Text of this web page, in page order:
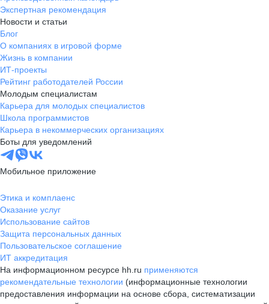
Экспертная рекомендация
Новости и статьи
Блог
О компаниях в игровой форме
Жизнь в компании
ИТ-проекты
Рейтинг работодателей России
Молодым специалистам
Карьера для молодых специалистов
Школа программистов
Карьера в некоммерческих организациях
Боты для уведомлений
Мобильное приложение
Этика и комплаенс
Оказание услуг
Использование сайтов
Защита персональных данных
Пользовательское соглашение
ИТ аккредитация
На информационном ресурсе hh.ru применяются
рекомендательные технологии (информационные технологии
предоставления информации на основе сбора, систематизации